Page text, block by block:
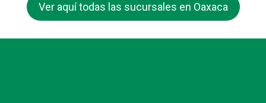
Ver aquí todas las sucursales en Oaxaca